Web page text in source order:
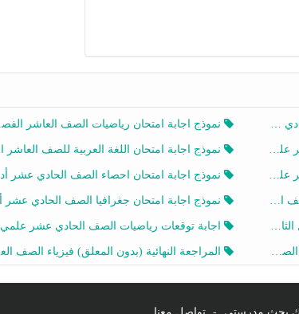
نموذج اجابة امتحان رياضيات الصف العاشر الفصل الثاني 2025-2026
2026 نموذج اجابة امتحان اللغة العربية للصف العاشر الفصل الثاني 2025-2026
2026 نموذج اجابة امتحان احصاء الصف الحادي عشر أدبي الفصل الثاني 2025-2026
نموذج اجابة امتحان جغرافيا الصف الحادي عشر أدبي الفصل الثاني 2025-2026
اجابة توقعات رياضيات الصف الحادي عشر علمي الفصل الثاني 2025-2026 أ عمرو فايز
نبيه المراجعة النهائية (بدون المعلق) فيزياء الصف العاشر الفصل الثاني أ أحمد نبيه